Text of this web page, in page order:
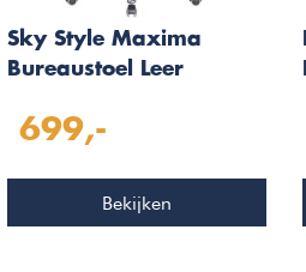
Sky Style Maxima
Bureaustoel Leer
699,-
Bekijken